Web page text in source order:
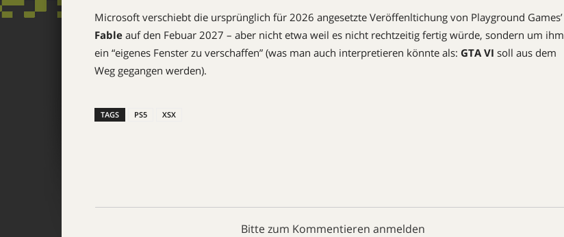
Microsoft verschiebt die ursprünglich für 2026 angesetzte Veröffenltichung von Playground Games’
Fable auf den Febuar 2027 – aber nicht etwa weil es nicht rechtzeitig fertig würde, sondern um ihm
ein “eigenes Fenster zu verschaffen” (was man auch interpretieren könnte als: GTA VI soll aus dem
Weg gegangen werden).
TAGS PS5 XSX
Bitte zum Kommentieren anmelden